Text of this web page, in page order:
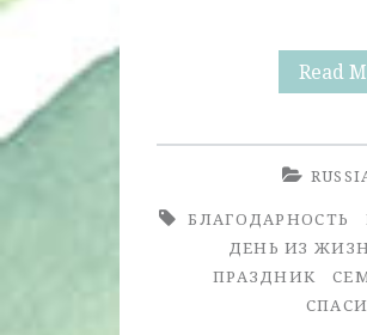
Read
БЛАГОДАРНОСТЬ
ДЕНЬ ИЗ
ПРАЗДНИК